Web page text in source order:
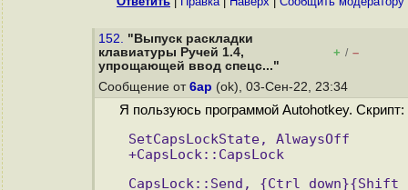
152. "Выпуск раскладки
клавиатуры Ручей 1.4,
упрощающей ввод спецс..."
+ / –
Сообщение от 6ap (ok), 03-Сен-22, 23:34
Я пользуюсь программой Autohotkey. Скрипт:
SetCapsLockState, AlwaysOff
+CapsLock::CapsLock
CapsLock::Send, {Ctrl down}{Shift